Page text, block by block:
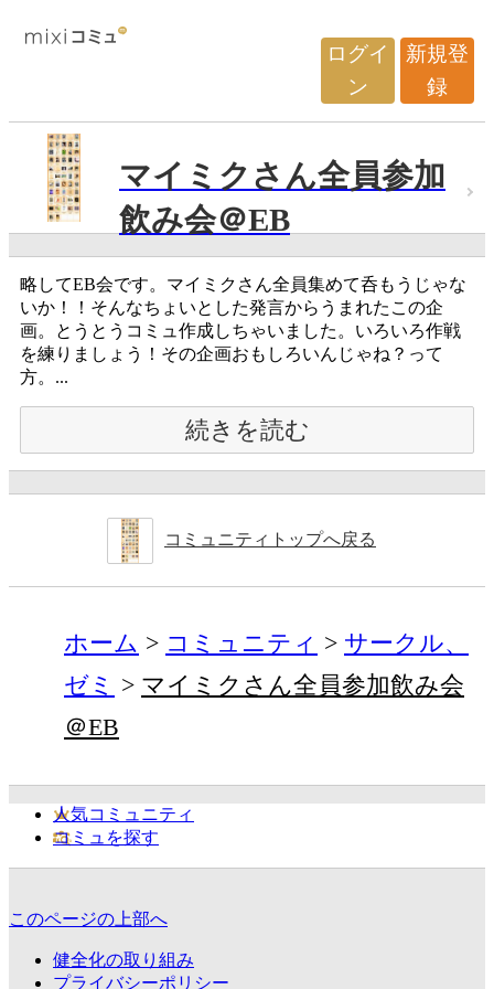
ログイ
ン
新規登
録
マイミクさん全員参加
飲み会＠EB
略してEB会です。マイミクさん全員集めて呑もうじゃな
いか！！そんなちょいとした発言からうまれたこの企
画。とうとうコミュ作成しちゃいました。いろいろ作戦
を練りましょう！その企画おもしろいんじゃね？って
方。...
続きを読む
コミュニティトップへ戻る
ホーム コミュニティ
サークル、
ゼミ
マイミクさん全員参加飲み会
＠EB
人気コミュニティ
コミュを探す
このページの上部へ
健全化の取り組み
プライバシーポリシー